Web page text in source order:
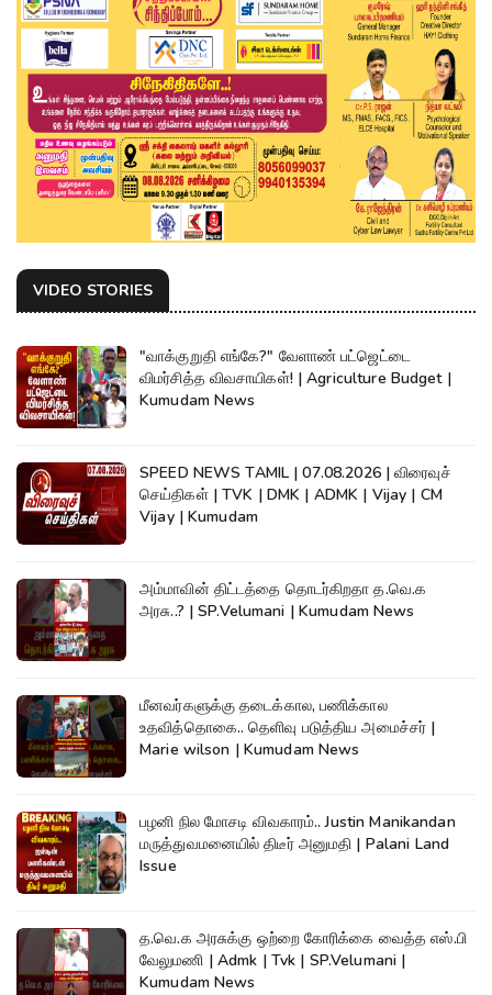
VIDEO STORIES
"வாக்குறுதி எங்கே?" வேளாண் பட்ஜெட்டை
விமர்சித்த விவசாயிகள்! | Agriculture Budget |
Kumudam News
SPEED NEWS TAMIL | 07.08.2026 | விரைவுச்
செய்திகள் | TVK | DMK | ADMK | Vijay | CM
Vijay | Kumudam
அம்மாவின் திட்டத்தை தொடர்கிறதா த.வெ.க
அரசு..? | SP.Velumani | Kumudam News
மீனவர்களுக்கு தடைக்கால, பணிக்கால
உதவித்தொகை.. தெளிவு படுத்திய அமைச்சர் |
Marie wilson | Kumudam News
பழனி நில மோசடி விவகாரம்.. Justin Manikandan
மருத்துவமனையில் திடீர் அனுமதி | Palani Land
Issue
த.வெ.க அரசுக்கு ஒற்றை கோரிக்கை வைத்த எஸ்.பி
வேலுமணி | Admk | Tvk | SP.Velumani |
Kumudam News